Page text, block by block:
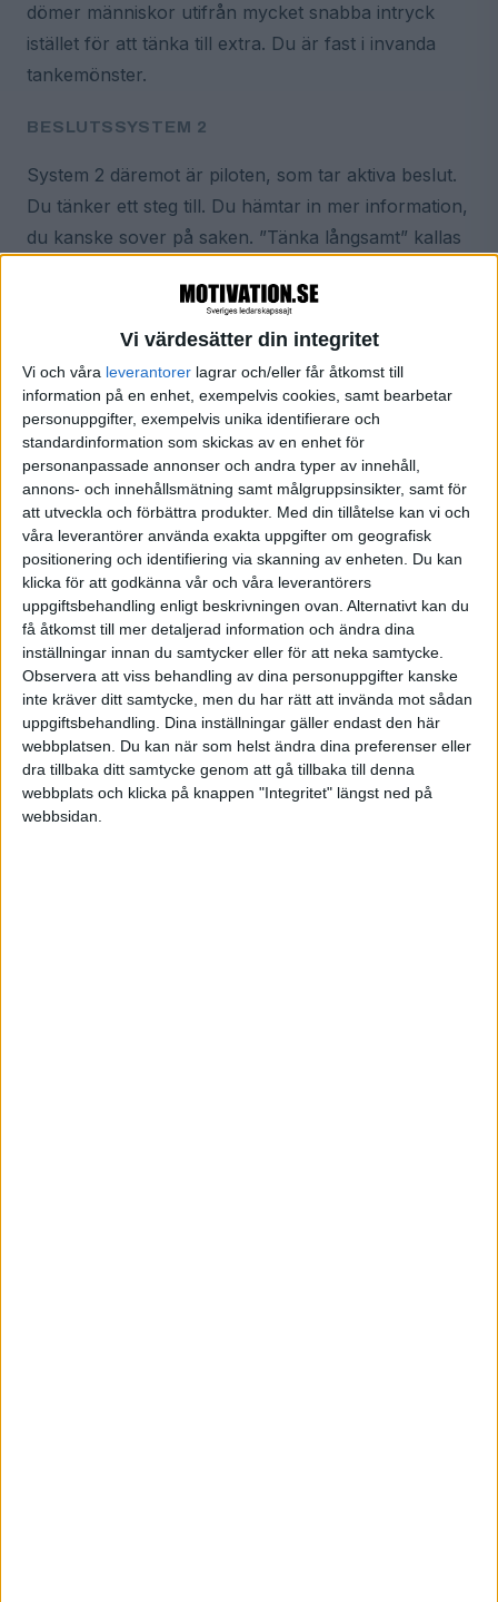
Vi värdesätter din integritet
Vi och våra leverantorer lagrar och/eller får åtkomst till
information på en enhet, exempelvis cookies, samt bearbetar
personuppgifter, exempelvis unika identifierare och
standardinformation som skickas av en enhet för
personanpassade annonser och andra typer av innehåll,
annons- och innehållsmätning samt målgruppsinsikter, samt för
att utveckla och förbättra produkter. Med din tillåtelse kan vi och
våra leverantörer använda exakta uppgifter om geografisk
positionering och identifiering via skanning av enheten. Du kan
klicka för att godkänna vår och våra leverantörers
uppgiftsbehandling enligt beskrivningen ovan. Alternativt kan du
få åtkomst till mer detaljerad information och ändra dina
inställningar innan du samtycker eller för att neka samtycke.
Observera att viss behandling av dina personuppgifter kanske
inte kräver ditt samtycke, men du har rätt att invända mot sådan
uppgiftsbehandling. Dina inställningar gäller endast den här
webbplatsen. Du kan när som helst ändra dina preferenser eller
dra tillbaka ditt samtycke genom att gå tillbaka till denna
webbplats och klicka på knappen "Integritet" längst ned på
webbsidan.
dömer människor utifrån mycket snabba intryck
istället för att tänka till extra. Du är fast i invanda
tankemönster.
BESLUTSSYSTEM 2
System 2 däremot är piloten, som tar aktiva beslut.
Du tänker ett steg till. Du hämtar in mer information,
du kanske sover på saken. ”Tänka långsamt” kallas
För hungrig för att fatta beslut?
Nu har Kahneman fyllt på med ytterligare en tes: att
människan - inte nog med att hon ofta tar snabba
ogenomtänkta beslut – hon grumlar sitt
beslutsfattande med fördomar, hunger, irritation och
annat. Titeln på hans och två medförfattares nya
bok är talande: Brus - det osynliga felet som stör
våra bedömningar - och vad du kan göra åt det.
(Volante förlag i sin svenska version). På engelska
heter boken rätt och slätt: Noise
Jag har inte läst boken själv ännu, men det skrivs
en hel del om den och du kan lyssna på en
halvtimmes intervju med Kahneman om saken på
New York Times podd Sway (finns till exempel på